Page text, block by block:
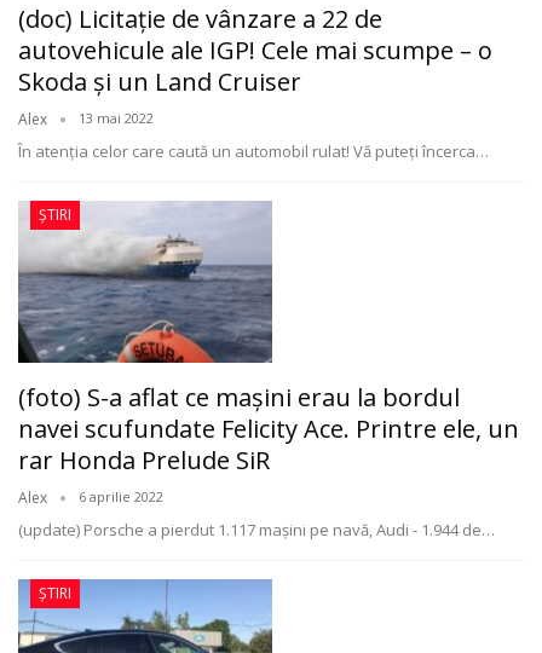
(doc) Licitaţie de vânzare a 22 de
autovehicule ale IGP! Cele mai scumpe – o
Skoda şi un Land Cruiser
Alex 13 mai 2022
În atenţia celor care caută un automobil rulat! Vă puteţi încerca…
ȘTIRI
(foto) S-a aflat ce maşini erau la bordul
navei scufundate Felicity Ace. Printre ele, un
rar Honda Prelude SiR
Alex 6 aprilie 2022
(update) Porsche a pierdut 1.117 mașini pe navă, Audi - 1.944 de…
ȘTIRI